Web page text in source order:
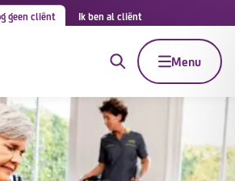
geen cliënt Ik ben al cliënt
Menu